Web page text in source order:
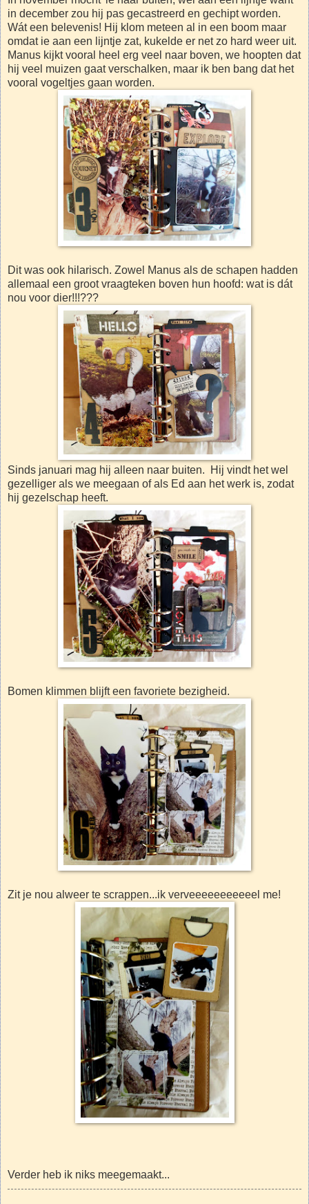
in december zou hij pas gecastreerd en gechipt worden.
Wát een belevenis! Hij klom meteen al in een boom maar
omdat ie aan een lijntje zat, kukelde er net zo hard weer uit.
Manus kijkt vooral heel erg veel naar boven, we hoopten dat
hij veel muizen gaat verschalken, maar ik ben bang dat het
vooral vogeltjes gaan worden.
Dit was ook hilarisch. Zowel Manus als de schapen hadden
allemaal een groot vraagteken boven hun hoofd: wat is dát
nou voor dier!!!???
Sinds januari mag hij alleen naar buiten. Hij vindt het wel
gezelliger als we meegaan of als Ed aan het werk is, zodat
hij gezelschap heeft.
Bomen klimmen blijft een favoriete bezigheid.
Zit je nou alweer te scrappen...ik verveeeeeeeeeeel me!
Verder heb ik niks meegemaakt...